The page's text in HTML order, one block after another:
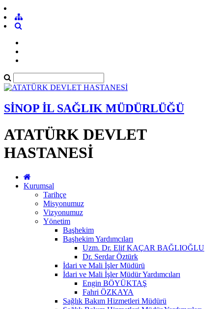
SİNOP İL SAĞLIK MÜDÜRLÜĞÜ
ATATÜRK DEVLET
HASTANESİ
Kurumsal
Tarihçe
Misyonumuz
Vizyonumuz
Yönetim
Başhekim
Başhekim Yardımcıları
Uzm. Dr. Elif KAÇAR BAĞLIOĞLU
Dr. Serdar Öztürk
İdari ve Mali İşler Müdürü
İdari ve Mali İşler Müdür Yardımcıları
Engin BÖYÜKTAŞ
Fahri ÖZKAYA
Sağlık Bakım Hizmetleri Müdürü